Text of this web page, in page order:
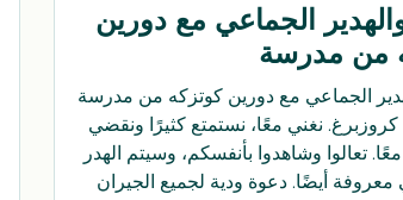
والهدير الجماعي مع دورين
من مدرسة
الجماعي مع دورين كوتزكه من مدرسة
كروزبرغ. نغني معًا، نستمتع كثيرًا ونقضي
معًا. تعالوا وشاهدوا بأنفسكم، وسيتم الهدر
معروفة أيضًا. دعوة ودية لجميع الجيران